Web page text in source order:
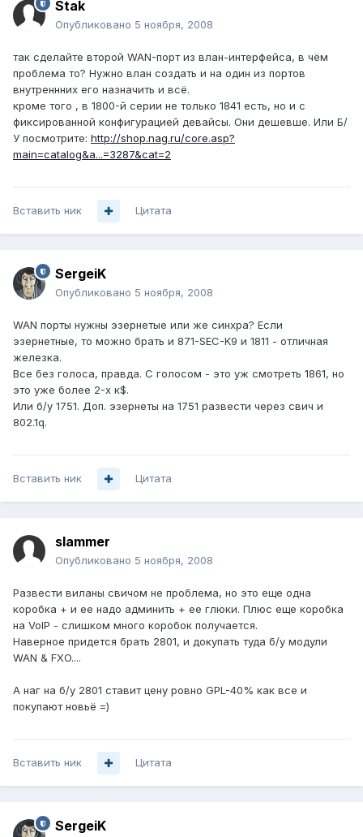
Stak
Опубликовано 5 ноября, 2008
так сделайте второй WAN-порт из влан-интерфейса, в чём
проблема то? Нужно влан создать и на один из портов
внутреннних его назначить и всё.
кроме того , в 1800-й серии не только 1841 есть, но и с
фиксированной конфигурацией девайсы. Они дешевше. Или Б/
У посмотрите: http://shop.nag.ru/core.asp?
main=catalog&a...=3287&cat=2
Вставить ник Цитата
SergeiK
Опубликовано 5 ноября, 2008
WAN порты нужны эзернетые или же синхра? Если
эзернетные, то можно брать и 871-SEC-K9 и 1811 - отличная
железка.
Все без голоса, правда. С голосом - это уж смотреть 1861, но
это уже более 2-х к$.
Или б/у 1751. Доп. эзернеты на 1751 развести через свич и
802.1q.
Вставить ник Цитата
slammer
Опубликовано 5 ноября, 2008
Развести виланы свичом не проблема, но это еще одна
коробка + и ее надо админить + ее глюки. Плюс еще коробка
на VoIP - слишком много коробок получается.
Наверное придется брать 2801, и докупать туда б/у модули
WAN & FXO....
А наг на б/у 2801 ставит цену ровно GPL-40% как все и
покупают новьё =)
Вставить ник Цитата
SergeiK